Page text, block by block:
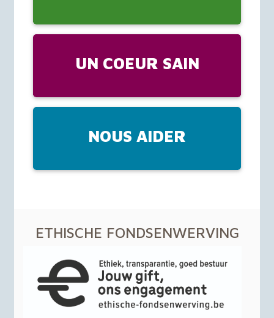
UN COEUR SAIN
NOUS AIDER
ETHISCHE FONDSENWERVING